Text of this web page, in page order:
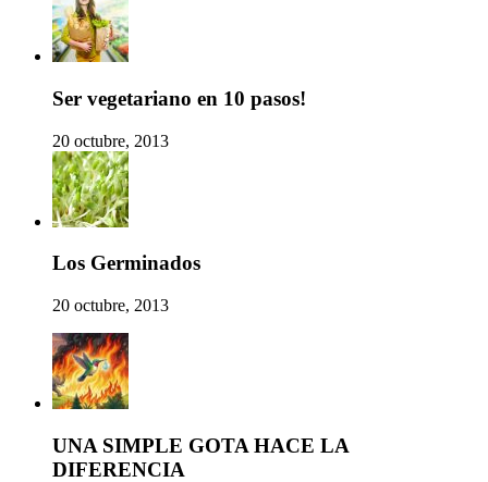
Ser vegetariano en 10 pasos!
20 octubre, 2013
Los Germinados
20 octubre, 2013
UNA SIMPLE GOTA HACE LA
DIFERENCIA